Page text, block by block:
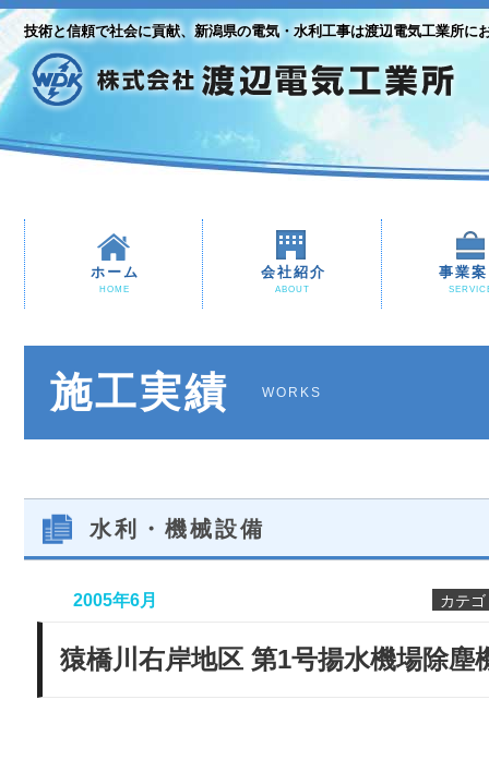
技術と信頼で社会に貢献、新潟県の電気・水利工事は渡辺電気工業所に
ホーム
HOME
会社紹介
ABOUT
事業
施工実績 WORKS
水利・機械設備
2005年6月 カテゴ
猿橋川右岸地区 第1号揚水機場除塵